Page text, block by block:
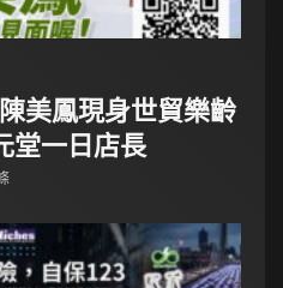
美鳳現身世貿樂齡
堂一日店長